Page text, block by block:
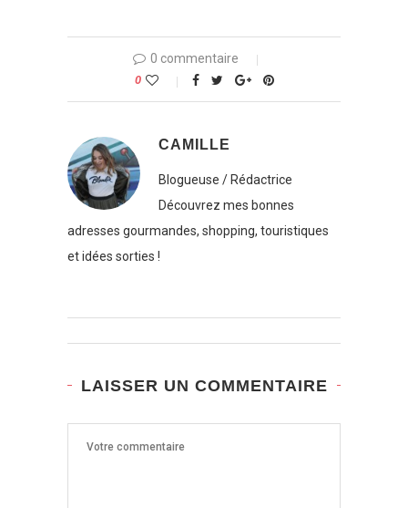
0 commentaire
0
CAMILLE
Blogueuse / Rédactrice
Découvrez mes bonnes
adresses gourmandes, shopping, touristiques
et idées sorties !
LAISSER UN COMMENTAIRE